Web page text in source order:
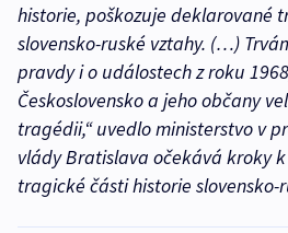
historie, poškozuje deklarované
slovensko-ruské vztahy. (…)
pravdy i o událostech z roku
Československo a jeho občany
tragédii,“ uvedlo ministerstvo v
vlády Bratislava očekává kroky
tragické části historie slovensko-